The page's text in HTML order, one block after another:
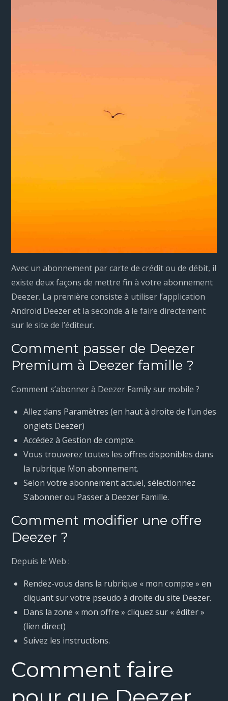
Avec un abonnement par carte de crédit ou de débit, il
existe deux façons de mettre fin à votre abonnement
Deezer. La première consiste à utiliser l’application
Android Deezer et la seconde à le faire directement
sur le site de l’éditeur.
Comment passer de Deezer
Premium à Deezer famille ?
Comment s’abonner à Deezer Family sur mobile ?
Allez dans Paramètres (en haut à droite de l’un des
onglets Deezer)
Accédez à Gestion de compte.
Vous trouverez toutes les offres disponibles dans
la rubrique Mon abonnement.
Selon votre abonnement actuel, sélectionnez
S’abonner ou Passer à Deezer Famille.
Comment modifier une offre
Deezer ?
Depuis le Web :
Rendez-vous dans la rubrique « mon compte » en
cliquant sur votre pseudo à droite du site Deezer.
Dans la zone « mon offre » cliquez sur « éditer »
(lien direct)
Suivez les instructions.
Comment faire